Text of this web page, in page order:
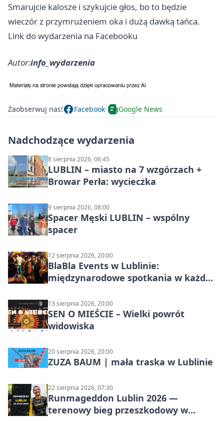
Smarujcie kalosze i szykujcie głos, bo to będzie
wieczór z przymrużeniem oka i dużą dawką tańca.
Link do wydarzenia na Facebooku
Autor:info_wydarzenia
Zaobserwuj nas! Facebook Google News
Nadchodzące wydarzenia
8 sierpnia 2026, 06:45
LUBLIN – miasto na 7 wzgórzach +
Browar Perła: wycieczka
9 sierpnia 2026, 08:00
Spacer Męski LUBLIN – wspólny
spacer
12 sierpnia 2026, 20:00
BlaBla Events w Lublinie:
międzynarodowe spotkania w każdą
13 sierpnia 2026, 20:00
SEN O MIEŚCIE – Wielki powrót
widowiska
20 sierpnia 2026, 20:00
ZUZA BAUM | mała traska w Lublinie
22 sierpnia 2026, 07:30
Runmageddon Lublin 2026 —
terenowy bieg przeszkodowy w